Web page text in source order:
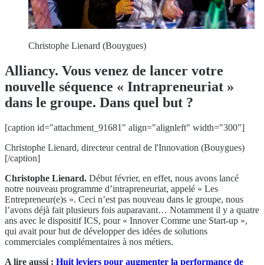
Christophe Lienard (Bouygues)
Alliancy. Vous venez de lancer votre
nouvelle séquence « Intrapreneuriat »
dans le groupe. Dans quel but ?
[caption id="attachment_91681" align="alignleft" width="300"]
Christophe Lienard, directeur central de l'Innovation (Bouygues)
[/caption]
Christophe Lienard. Début février, en effet, nous avons lancé
notre nouveau programme d’intrapreneuriat, appelé « Les
Entrepreneur(e)s ». Ceci n’est pas nouveau dans le groupe, nous
l’avons déjà fait plusieurs fois auparavant… Notamment il y a quatre
ans avec le dispositif ICS, pour « Innover Comme une Start-up »,
qui avait pour but de développer des idées de solutions
commerciales complémentaires à nos métiers.
A lire aussi : Huit leviers pour augmenter la performance de